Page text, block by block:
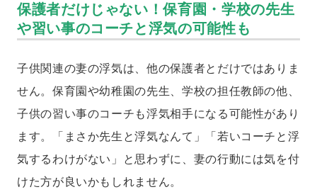
保護者だけじゃない！保育園・学校の先生
や習い事のコーチと浮気の可能性も
子供関連の妻の浮気は、他の保護者とだけではありま
せん。保育園や幼稚園の先生、学校の担任教師の他、
子供の習い事のコーチも浮気相手になる可能性があり
ます。「まさか先生と浮気なんて」「若いコーチと浮
気するわけがない」と思わずに、妻の行動には気を付
けた方が良いかもしれません。